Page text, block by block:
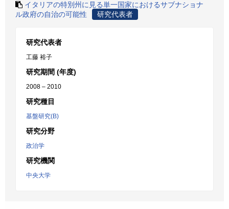
イタリアの特別州に見る単一国家におけるサブナショナ
ル政府の自治の可能性
研究代表者
研究代表者
工藤 裕子
研究期間 (年度)
2008 – 2010
研究種目
基盤研究(B)
研究分野
政治学
研究機関
中央大学